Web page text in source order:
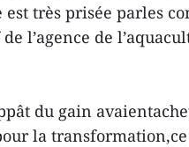
très prisée parles
l’agence de
du gain
la